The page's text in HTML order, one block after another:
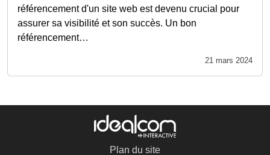
référencement d'un site web est devenu crucial pour
assurer sa visibilité et son succès. Un bon
référencement…
21 mars 2024
Plan du site